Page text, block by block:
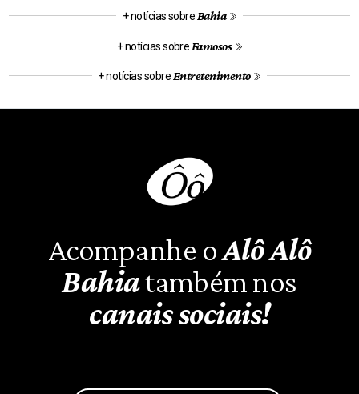
+ notícias sobre Bahia
+ notícias sobre Famosos
+ notícias sobre Entretenimento
Acompanhe oAlô Alô
Bahiatambém nos
canais sociais!